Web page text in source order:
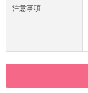
注意事項